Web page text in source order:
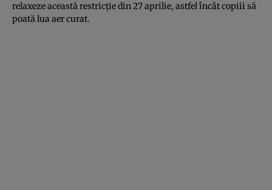
relaxeze această restricţie din 27 aprilie, astfel încât copiii să
poată lua aer curat.